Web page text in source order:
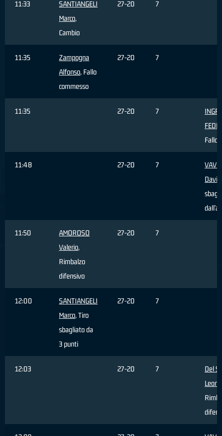
11:33
SANTIANGELI
Marco,
Cambio
27-20 7
11:35
Zampogna
Alfonso, Fallo
commesso
27-20 7
11:35 27-20 7
Fallo
11:48 27-20 7
11:50
AMOROSO
Valerio,
Rimbalzo
difensivo
27-20 7
12:00
SANTIANGELI
Marco, Tiro
sbagliato da
3 punti
27-20 7
12:03 27-20 7
Del